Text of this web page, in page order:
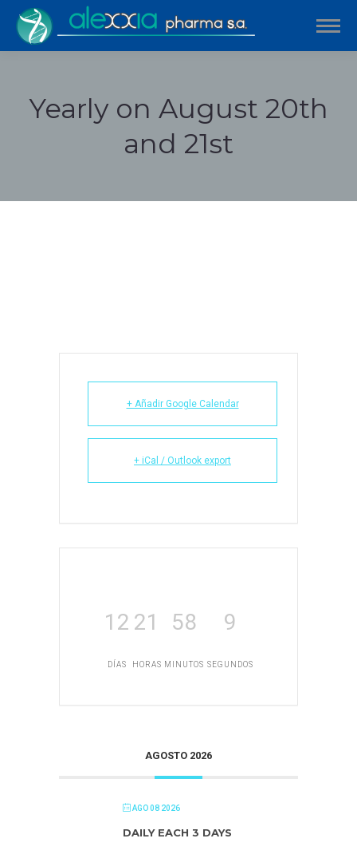
Yearly on August 20th
and 21st
+ Añadir Google Calendar
+ iCal / Outlook export
12
DÍAS
21
HORAS
58
MINUTOS
9
SEGUNDOS
AGOSTO 2026
AGO 08 2026
DAILY EACH 3 DAYS